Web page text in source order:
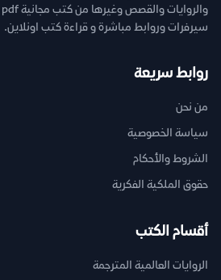
سيرفرات وروابط مباشرة و قراءة كتب اونلاين.
روابط سريعة
من نحن
سياسة الخصوصية
الشروط والأحكام
حقوق الملكية الفكرية
أقسام الكتب
الروايات العالمية المترجمة